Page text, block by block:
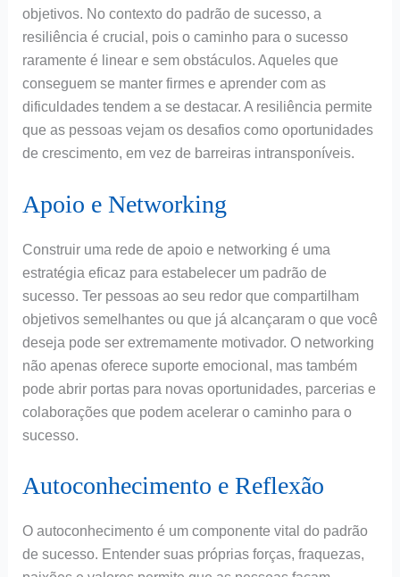
objetivos. No contexto do padrão de sucesso, a
resiliência é crucial, pois o caminho para o sucesso
raramente é linear e sem obstáculos. Aqueles que
conseguem se manter firmes e aprender com as
dificuldades tendem a se destacar. A resiliência permite
que as pessoas vejam os desafios como oportunidades
de crescimento, em vez de barreiras intransponíveis.
Apoio e Networking
Construir uma rede de apoio e networking é uma
estratégia eficaz para estabelecer um padrão de
sucesso. Ter pessoas ao seu redor que compartilham
objetivos semelhantes ou que já alcançaram o que você
deseja pode ser extremamente motivador. O networking
não apenas oferece suporte emocional, mas também
pode abrir portas para novas oportunidades, parcerias e
colaborações que podem acelerar o caminho para o
sucesso.
Autoconhecimento e Reflexão
O autoconhecimento é um componente vital do padrão
de sucesso. Entender suas próprias forças, fraquezas,